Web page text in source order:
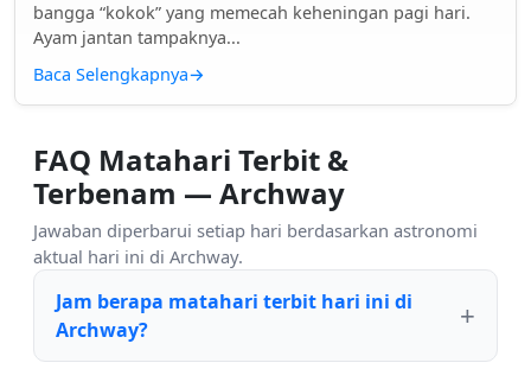
bangga “kokok” yang memecah keheningan pagi hari.
Ayam jantan tampaknya...
Baca Selengkapnya→
FAQ Matahari Terbit &
Terbenam — Archway
Jawaban diperbarui setiap hari berdasarkan astronomi
aktual hari ini di Archway.
Jam berapa matahari terbit hari ini di
Archway?